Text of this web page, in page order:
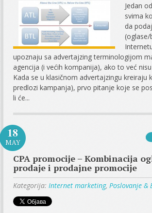
Jedan
svima
da
(oglase/
upoznaju sa advertajzing terminologijom
agencija (i većih kompanija), ako to već
Kada se u klasičnom advertajzingu kreiraju
predlozi kampanja), prvo pitanje koje se
li će...
18
MAY
CPA promocije – Kombinacija
prodaje i prodajne promocije
Kategorija: Internet marketing,Poslovanje &